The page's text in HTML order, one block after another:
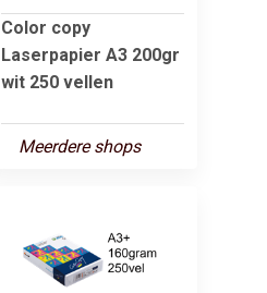
Color copy
Laserpapier A3 200gr
wit 250 vellen
Meerdere shops